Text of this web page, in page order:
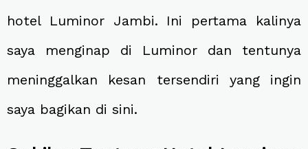
hotel Luminor Jambi. Ini pertama kalinya
saya menginap di Luminor dan tentunya
meninggalkan kesan tersendiri yang ingin
saya bagikan di sini.